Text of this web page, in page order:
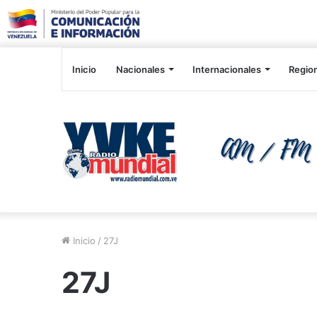
Inicio Nacionales Internacionales
Inicio / 27J
27J